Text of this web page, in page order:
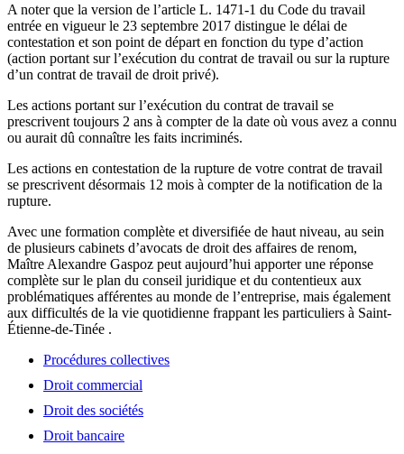
A noter que la version de l’article L. 1471-1 du Code du travail
entrée en vigueur le 23 septembre 2017 distingue le délai de
contestation et son point de départ en fonction du type d’action
(action portant sur l’exécution du contrat de travail ou sur la rupture
d’un contrat de travail de droit privé).
Les actions portant sur l’exécution du contrat de travail se
prescrivent toujours 2 ans à compter de la date où vous avez a connu
ou aurait dû connaître les faits incriminés.
Les actions en contestation de la rupture de votre contrat de travail
se prescrivent désormais 12 mois à compter de la notification de la
rupture.
Avec une formation complète et diversifiée de haut niveau, au sein
de plusieurs cabinets d’avocats de droit des affaires de renom,
Maître Alexandre Gaspoz peut aujourd’hui apporter une réponse
complète sur le plan du conseil juridique et du contentieux aux
problématiques afférentes au monde de l’entreprise, mais également
aux difficultés de la vie quotidienne frappant les particuliers à Saint-
Étienne-de-Tinée .
Procédures collectives
Droit commercial
Droit des sociétés
Droit bancaire